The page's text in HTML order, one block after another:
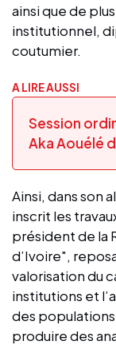
ainsi que de
institutionnel,
coutumier.
A LIRE AUSSI
Session
Aka Aouélé
Ainsi, dans son
inscrit les
président de la
d’Ivoire",
valorisation du
institutions et
des
produire des